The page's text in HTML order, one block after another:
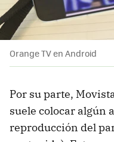
Orange TV en Android
Por su parte,
suele colocar algún
reproducción del